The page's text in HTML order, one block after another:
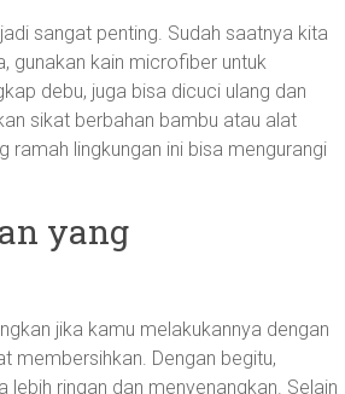
sangat penting. Sudah saatnya kita
gunakan kain microfiber untuk
debu, juga bisa dicuci ulang dan
sikat berbahan bambu atau alat
ramah lingkungan ini bisa mengurangi
yang
jika kamu melakukannya dengan
membersihkan. Dengan begitu,
ringan dan menyenangkan. Selain